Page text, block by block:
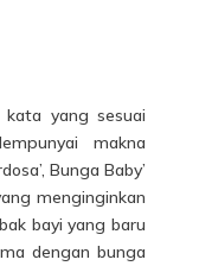
yang sesuai
makna
Bunga Baby’
menginginkan
bayi yang baru
dengan bunga